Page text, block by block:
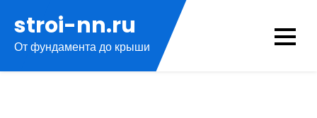
содержимому
stroi-nn.ru
От фундамента до крыши